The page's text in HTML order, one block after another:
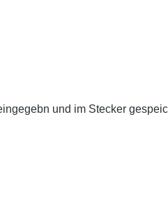
und im Stecker